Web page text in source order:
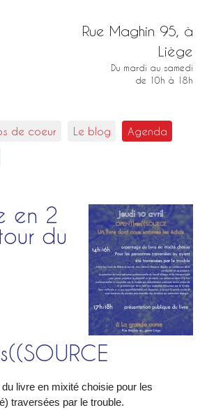
Rue Maghin 95, à
Liège
Du mardi au samedi
de 10h à 18h
de coeur Le blog Agenda
en 2
du
livre en mixité choisie pour les
traversées par le trouble.